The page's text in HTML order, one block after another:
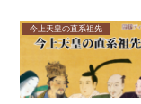
今上天皇の直系祖先